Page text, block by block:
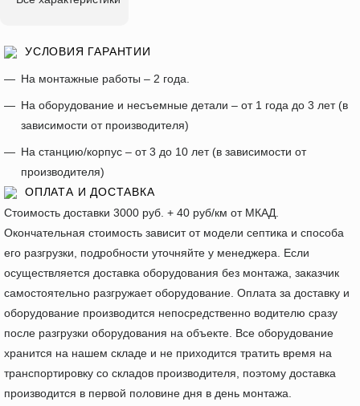
УСЛОВИЯ ГАРАНТИИ
На монтажные работы – 2 года.
На оборудование и несъемные детали – от 1 года до 3 лет (в
зависимости от производителя)
На станцию/корпус – от 3 до 10 лет (в зависимости от
производителя)
ОПЛАТА И ДОСТАВКА
Стоимость доставки 3000 руб. + 40 руб/км от МКАД.
Окончательная стоимость зависит от модели септика и способа
его разгрузки, подробности уточняйте у менеджера. Если
осуществляется доставка оборудования без монтажа, заказчик
самостоятельно разгружает оборудование. Оплата за доставку и
оборудование производится непосредственно водителю сразу
после разгрузки оборудования на объекте. Все оборудование
хранится на нашем складе и не приходится тратить время на
транспортировку со складов производителя, поэтому доставка
производится в первой половине дня в день монтажа.